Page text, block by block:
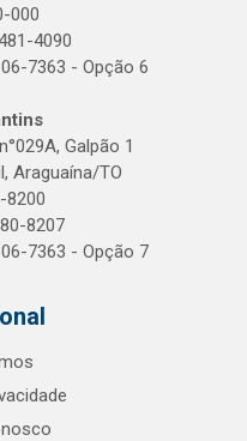
000
4090
7363 - Opção 6
Galpão 1
Araguaína/TO
8200
8207
7363 - Opção 7